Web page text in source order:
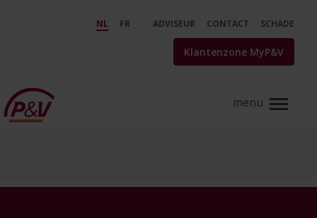
Healthcare Fund - P&amp;V
NL FR ADVISEUR CONTACT SCHADE
Klantenzone MyP&V